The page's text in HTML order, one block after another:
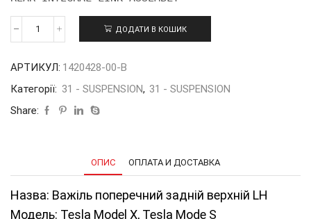
Важіль
верхній
на
ТМХ|S
ДОДАТИ В КОШИК
АРТИКУЛ: 1420428-00-В
Категорії: 31 - SUSPENSION, 31 - SUSPENSION
Share:
ОПИС ОПЛАТА И ДОСТАВКА
Назва: Важіль поперечний задній верхній LH
Модель: Tesla Model Х, Tesla Mode S